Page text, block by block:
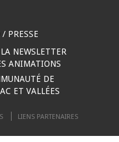
/ PRESSE
NEWSLETTER
ANIMATIONS
DE
ET VALLÉES
LIENS PARTENAIRES